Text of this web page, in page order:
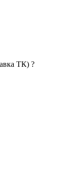
ТК) ?